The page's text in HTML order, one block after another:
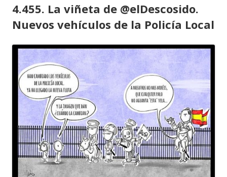
4.455. La viñeta de @elDescosido.
Nuevos vehículos de la Policía Local